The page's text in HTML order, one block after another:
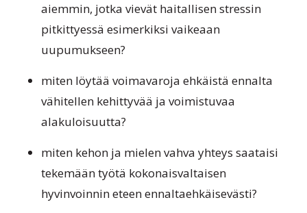
aiemmin, jotka vievät haitallisen stressin
pitkittyessä esimerkiksi vaikeaan
uupumukseen?
miten löytää voimavaroja ehkäistä ennalta
vähitellen kehittyvää ja voimistuvaa
alakuloisuutta?
miten kehon ja mielen vahva yhteys saataisi
tekemään työtä kokonaisvaltaisen
hyvinvoinnin eteen ennaltaehkäisevästi?